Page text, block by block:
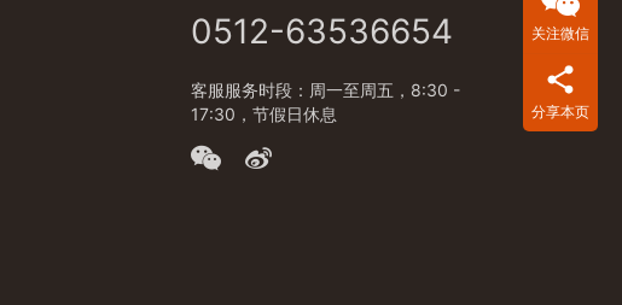
0512-63536654
客服服务时段：周一至周五，8:30 -
17:30，节假日休息
关注微信
分享本页